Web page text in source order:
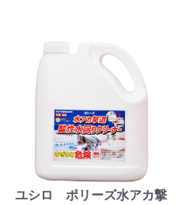
ユシロ ポリーズ水アカ撃